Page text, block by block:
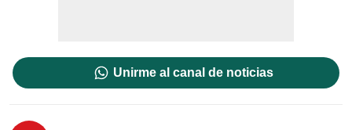
Unirme al canal de noticias